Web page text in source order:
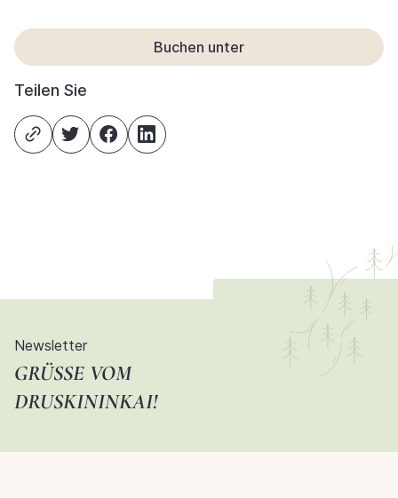
Buchen unter
Teilen Sie
Newsletter
GRÜSSE VOM D
RUSKININKAI!